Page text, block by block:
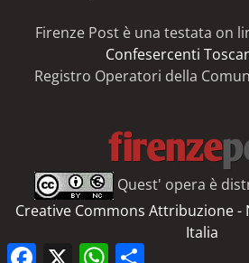
Firenze Post è una testata on
Confesercenti
Registro Operatori della
Quest' opera è
Creative Commons Attribuzione -
Italia
Facebook
X WhatsApp